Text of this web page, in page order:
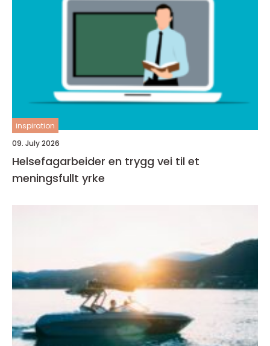
inspiration
09. July 2026
Helsefagarbeider en trygg vei til et
meningsfullt yrke